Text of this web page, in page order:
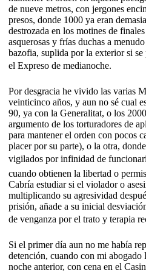
de nueve metros, con jergones
presos, donde 1000 ya eran
destrozada en los motines de
asquerosas y frías duchas a
bazofia, suplida por la exterior si
el Expreso de medianoche.
Por desgracia he vivido las varias
veinticinco años, y aun no sé cual
90, ya con la Generalitat, o los
argumento de los torturadores de
para mantener el orden con pocos
placer por su parte), o la otra,
vigilados por infinidad de
cuando obtienen la libertad o
Cabría estudiar si el violador o
multiplicando su agresividad
prisión, añade a su inicial
de venganza por el trato y terapia
Si el primer día aun no me había
detención, cuando con mi abogado
noche anterior, con cena en el